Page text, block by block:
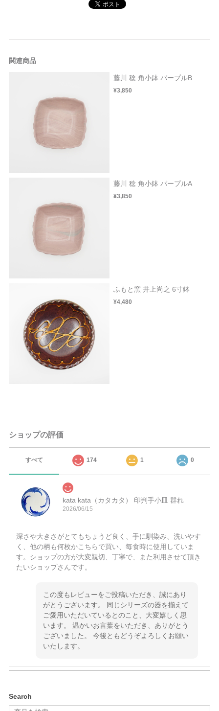
関連商品
藤川 稔 角小鉢 パープルB
¥3,850
藤川 稔 角小鉢 パープルA
¥3,850
ふもと窯 井上尚之 6寸鉢
¥4,480
ショップの評価
すべて 174 1 0
kata kata（カタカタ） 印判手小皿 群れ
2026/06/15
深さや大きさがとてもちょうど良く、手に馴染み、洗いやす
く、他の柄も何枚かこちらで買い、毎食時に使用していま
す。ショップの方が大変親切、丁寧で、また利用させて頂き
たいショップさんです。
この度もレビューをご投稿いただき、誠にあり
がとうございます。 同じシリーズの器を揃えて
ご愛用いただいているとのこと、大変嬉しく思
います。 温かいお言葉をいただき、ありがとう
ございました。 今後ともどうぞよろしくお願い
いたします。
Search